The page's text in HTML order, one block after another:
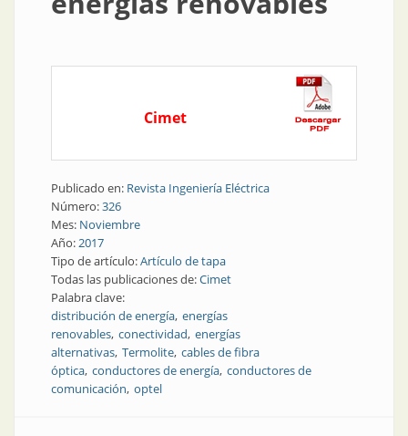
Cimet
Publicado en: Revista Ingeniería Eléctrica
Número:326
Mes: Noviembre
Año:2017
Tipo de artículo:Artículo de tapa
Todas las publicaciones de:Cimet
Palabra clave:
distribución de energía energías
renovables conectividad energías
alternativas Termolite cables de fibra
óptica conductores de energía conductores de
comunicación optel